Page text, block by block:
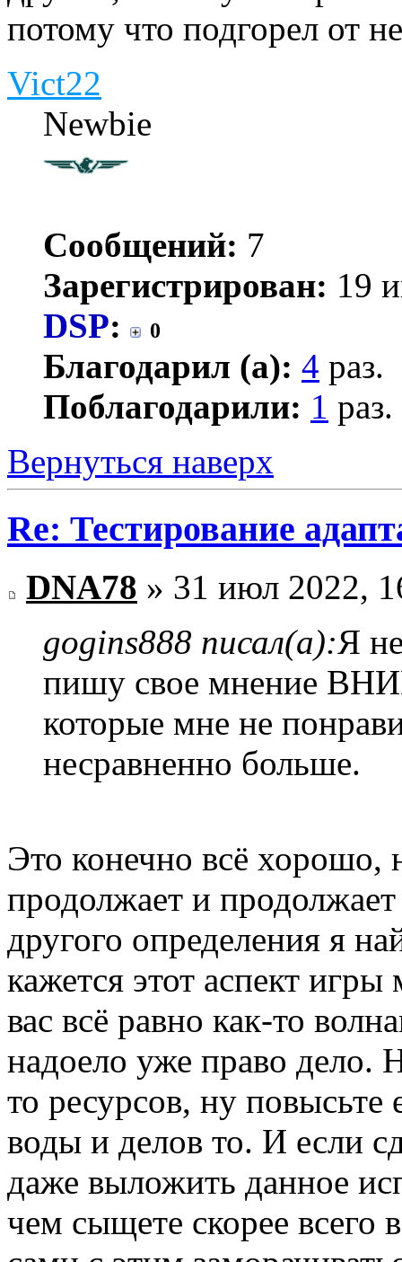
потому что подгорел от
Vict22
Newbie
Сообщений: 7
Зарегистрирован: 19
DSP: 0
Благодарил (а): 4 раз.
Поблагодарили: 1 раз.
Вернуться наверх
Re: Тестирование
DNA78 » 31 июл 2022,
gogins888 писал(а):Я
пишу свое мнение
которые мне не
несравненно больше.
Это конечно всё хорошо,
продолжает и
другого определения я
кажется этот аспект
вас всё равно как-то
надоело уже право дело.
то ресурсов, ну повысьте
воды и делов то. И если
даже выложить данное
чем сыщете скорее всего